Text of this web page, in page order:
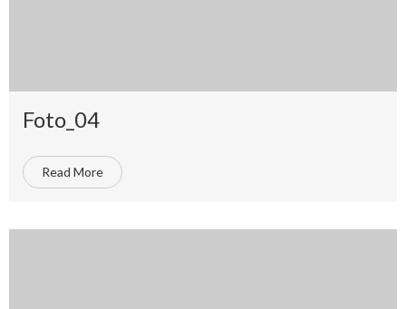
Foto_04
Read More